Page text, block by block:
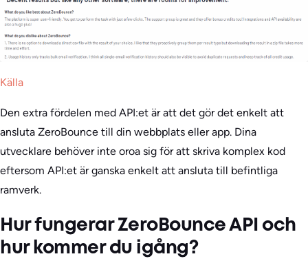
Källa
Den extra fördelen med API:et är att det gör det enkelt att
ansluta ZeroBounce till din webbplats eller app. Dina
utvecklare behöver inte oroa sig för att skriva komplex kod
eftersom API:et är ganska enkelt att ansluta till befintliga
ramverk.
Hur fungerar ZeroBounce API och
hur kommer du igång?